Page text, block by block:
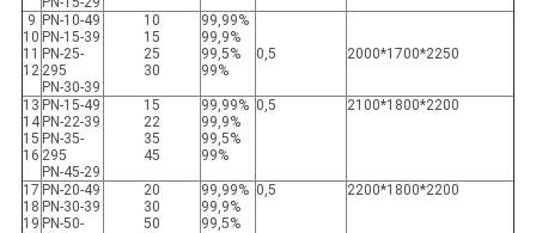
9
10
11
12
PN-10-49
PN-15-39
PN-25-
295
PN-30-39
10
15
25
30
99,99%
99,9%
99,5%
99%
0,5 2000*1700*2250
13
14
15
16
PN-15-49
PN-22-39
PN-35-
295
PN-45-29
15
22
35
45
99,99%
99,9%
99,5%
99%
0,5 2100*1800*2200
17
18
19
PN-20-49
PN-30-39
PN-50-
20
30
50
99,99%
99,9%
99,5%
0,5 2200*1800*2200